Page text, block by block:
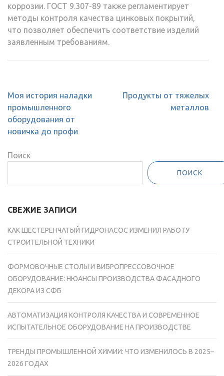
коррозии. ГОСТ 9.307-89 также регламентирует
методы контроля качества цинковых покрытий,
что позволяет обеспечить соответствие изделий
заявленным требованиям.
Навигация
по
записям
Моя история наладки
промышленного
оборудования от
новичка до профи
Продукты от тяжелых
металлов
Поиск
ПОИСК
СВЕЖИЕ ЗАПИСИ
КАК ШЕСТЕРЕНЧАТЫЙ ГИДРОНАСОС ИЗМЕНИЛ РАБОТУ
СТРОИТЕЛЬНОЙ ТЕХНИКИ
ФОРМОВОЧНЫЕ СТОЛЫ И ВИБРОПРЕССОВОЧНОЕ
ОБОРУДОВАНИЕ: НЮАНСЫ ПРОИЗВОДСТВА ФАСАДНОГО
ДЕКОРА ИЗ СФБ
АВТОМАТИЗАЦИЯ КОНТРОЛЯ КАЧЕСТВА И СОВРЕМЕННОЕ
ИСПЫТАТЕЛЬНОЕ ОБОРУДОВАНИЕ НА ПРОИЗВОДСТВЕ
ТРЕНДЫ ПРОМЫШЛЕННОЙ ХИМИИ: ЧТО ИЗМЕНИЛОСЬ В 2025–
2026 ГОДАХ